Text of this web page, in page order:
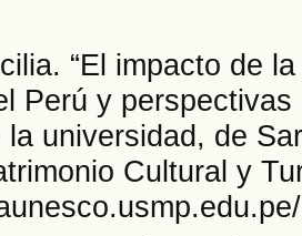
“El impacto de
Perú y
universidad, de
Cultural y